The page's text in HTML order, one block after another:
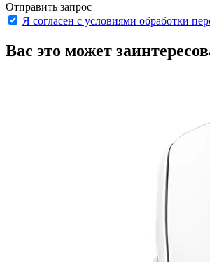
Отправить запрос
Я согласен с условиями обработки
Вас это может